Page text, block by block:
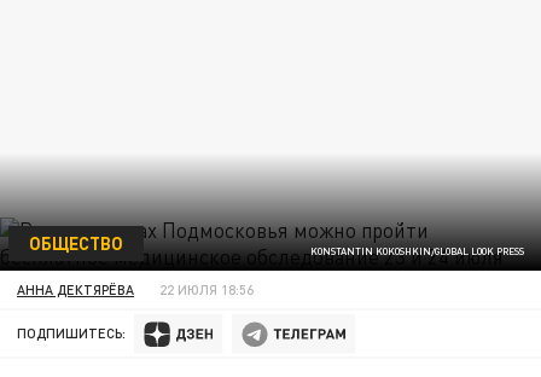
KONSTANTIN KOKOSHKIN/GLOBAL LOOK PRESS
ОБЩЕСТВО
АННА ДЕКТЯРЁВА 22 ИЮЛЯ 18:56
ПОДПИШИТЕСЬ: